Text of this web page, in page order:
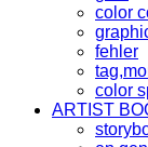
color
fehler
color
ARTIST